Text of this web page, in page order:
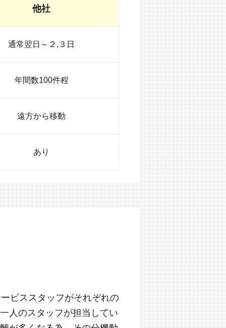
他社
通常翌日～２,３日
年間数100件程
遠方から移動
あり
ビススタッフがそれぞれの
人のスタッフが担当してい